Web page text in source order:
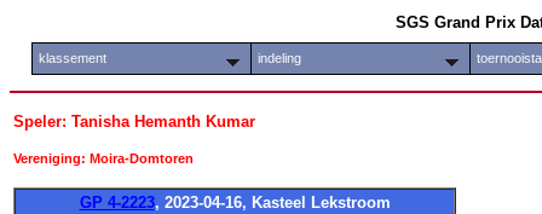
SGS Grand Prix
klassement indeling
Speler: Tanisha Hemanth Kumar
Vereniging: Moira-Domtoren
GP 4-2223, 2023-04-16, Kasteel Lekstroom